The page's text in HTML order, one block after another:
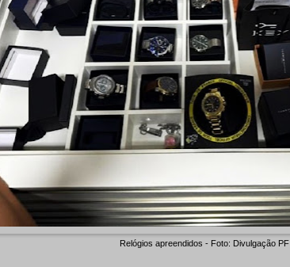
Relógios apreendidos - Foto: Divulgação PF